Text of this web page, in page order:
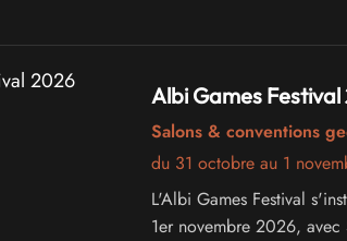
Albi Games Festival
Salons & conventions
du 31 octobre au 1
L'Albi Games Festival
1er novembre 2026,